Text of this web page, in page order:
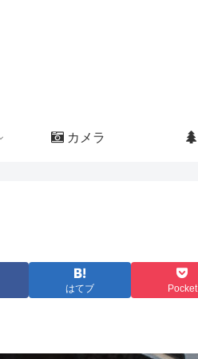
カメラ
はてブ Pocket